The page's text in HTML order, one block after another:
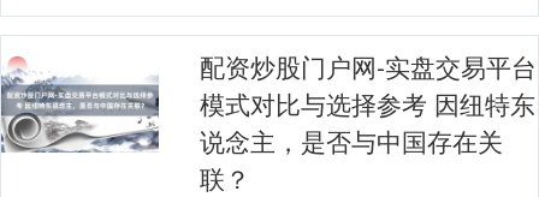
配资炒股门户网-实盘交易平台
模式对比与选择参考 因纽特东
说念主，是否与中国存在关
联？